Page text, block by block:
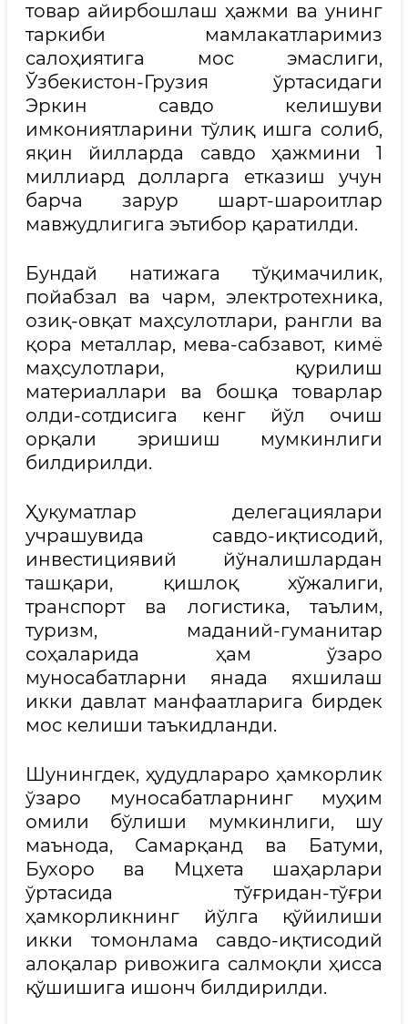
товар айирбошлаш ҳажми ва унинг
таркиби мамлакатларимиз
салоҳиятига мос эмаслиги,
Ўзбекистон-Грузия ўртасидаги
Эркин савдо келишуви
имкониятларини тўлиқ ишга солиб,
яқин йилларда савдо ҳажмини 1
миллиард долларга етказиш учун
барча зарур шарт-шароитлар
мавжудлигига эътибор қаратилди.
Бундай натижага тўқимачилик,
пойабзал ва чарм, электротехника,
озиқ-овқат маҳсулотлари, рангли ва
қора металлар, мева-сабзавот, кимё
маҳсулотлари, қурилиш
материаллари ва бошқа товарлар
олди-сотдисига кенг йўл очиш
орқали эришиш мумкинлиги
билдирилди.
Ҳукуматлар делегациялари
учрашувида савдо-иқтисодий,
инвестициявий йўналишлардан
ташқари, қишлоқ хўжалиги,
транспорт ва логистика, таълим,
туризм, маданий-гуманитар
соҳаларида ҳам ўзаро
муносабатларни янада яхшилаш
икки давлат манфаатларига бирдек
мос келиши таъкидланди.
Шунингдек, ҳудудлараро ҳамкорлик
ўзаро муносабатларнинг муҳим
омили бўлиши мумкинлиги, шу
маънода, Самарқанд ва Батуми,
Бухоро ва Мцхета шаҳарлари
ўртасида тўғридан-тўғри
ҳамкорликнинг йўлга қўйилиши
икки томонлама савдо-иқтисодий
алоқалар ривожига салмоқли ҳисса
қўшишига ишонч билдирилди.